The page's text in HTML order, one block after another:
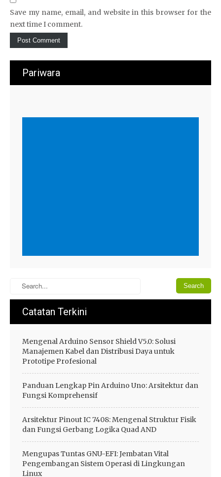
Save my name, email, and website in this browser for the
next time I comment.
Pariwara
Catatan Terkini
Mengenal Arduino Sensor Shield V5.0: Solusi
Manajemen Kabel dan Distribusi Daya untuk
Prototipe Profesional
Panduan Lengkap Pin Arduino Uno: Arsitektur dan
Fungsi Komprehensif
Arsitektur Pinout IC 7408: Mengenal Struktur Fisik
dan Fungsi Gerbang Logika Quad AND
Mengupas Tuntas GNU-EFI: Jembatan Vital
Pengembangan Sistem Operasi di Lingkungan
Linux